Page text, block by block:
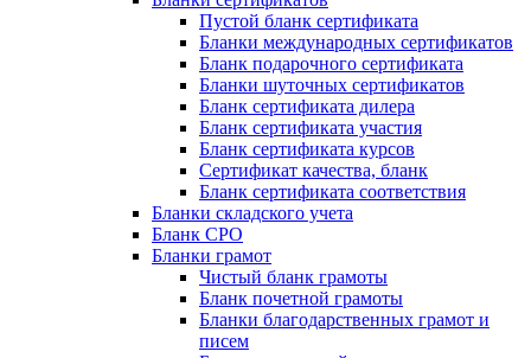
Пустой бланк сертификата
Бланки международных сертификатов
Бланк подарочного сертификата
Бланки шуточных сертификатов
Бланк сертификата дилера
Бланк сертификата участия
Бланк сертификата курсов
Сертификат качества, бланк
Бланк сертификата соответствия
Бланки складского учета
Бланк СРО
Бланки грамот
Чистый бланк грамоты
Бланк почетной грамоты
Бланки благодарственных грамот и
писем